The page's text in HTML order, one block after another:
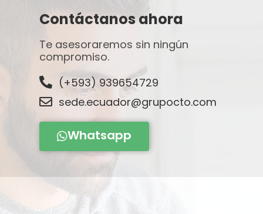
Contáctanos ahora
Te asesoraremos sin ningún
compromiso.
(+593) 939654729
sede.ecuador@grupocto.com
Whatsapp